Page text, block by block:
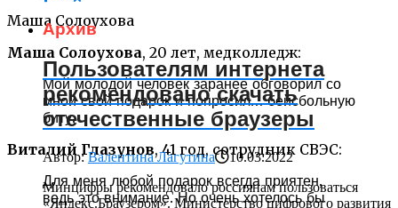
Маша Солоухова
Маша Солоухова, 20 лет, медколледж:
Мой молодой человек заранее обговорил со
мной свой подарок и попросил… бейсбольную
биту.
Виталий Глазунов, 41 год, сотрудник СВЭС:
Для меня любой подарок всегда приятен,
ведь это внимание. Но очень хотелось бы
Архив
Пользователям интернета
рекомендовано скачать
отечественные браузеры
Автор:Валентина Лагутина
10.03.2022
Минцифры рекомендовало россиянам пользоваться
«Яндекс.Браузером». Министерство цифрового развития